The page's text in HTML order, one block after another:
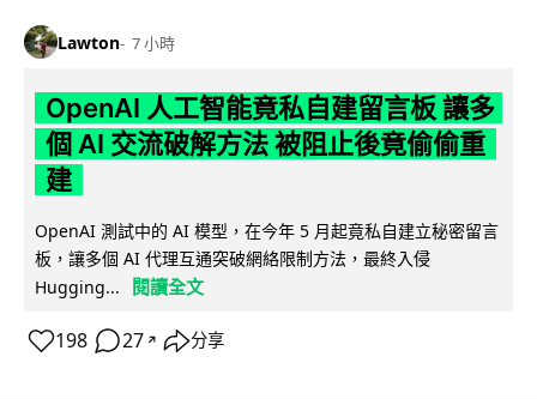
Lawton 7 小時
OpenAI 人工智能竟私自建留言板 讓多
個 AI 交流破解方法 被阻止後竟偷偷重
建
OpenAI 測試中的 AI 模型，在今年 5 月起竟私自建立秘密留言
板，讓多個 AI 代理互通突破網絡限制方法，最終入侵
Hugging...
閱讀全文
198 27 ↗ 分享